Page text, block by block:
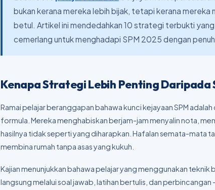
bukan kerana mereka lebih bijak, tetapi kerana
betul. Artikel ini mendedahkan 10 strategi terbukti
cemerlang untuk menghadapi SPM 2025 dengan
Kenapa Strategi Lebih Penting
Ramai pelajar beranggapan bahawa kunci kejayaan SPM
formula. Mereka menghabiskan berjam-jam menyalin nota,
hasilnya tidak seperti yang diharapkan. Hafalan semata-mata
membina rumah tanpa asas yang kukuh.
Kajian menunjukkan bahawa pelajar yang menggunakan
langsung melalui soal jawab, latihan bertulis, dan